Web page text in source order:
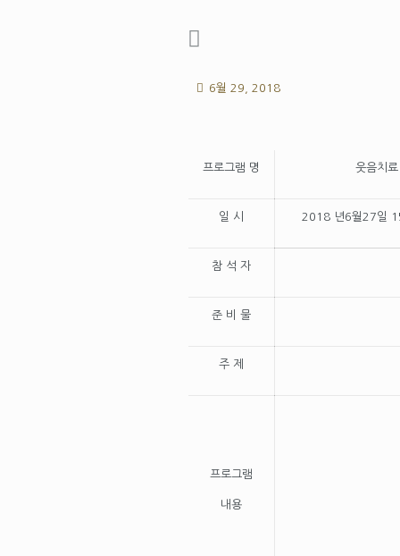
6월 29, 2018
프로그램 명 웃음치료
일 시 2018 년6월27일
참 석 자
준 비 물
주 제
프로그램
내용